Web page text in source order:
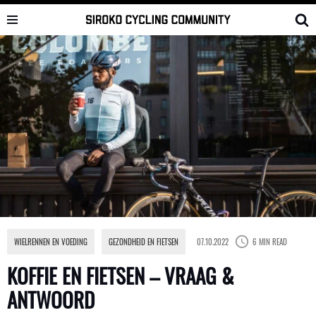
Skip
to
content
KOFFIE EN FIETSEN – VRAAG &
ANTWOORD
WIELRENNEN EN VOEDING GEZONDHEID EN FIETSEN 07.10.2022 6 MIN READ